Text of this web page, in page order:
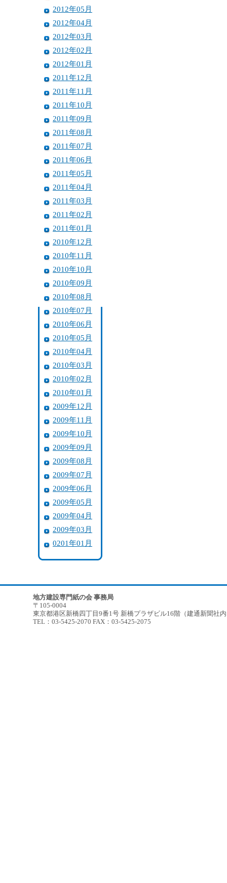
2012年05月
2012年04月
2012年03月
2012年02月
2012年01月
2011年12月
2011年11月
2011年10月
2011年09月
2011年08月
2011年07月
2011年06月
2011年05月
2011年04月
2011年03月
2011年02月
2011年01月
2010年12月
2010年11月
2010年10月
2010年09月
2010年08月
2010年07月
2010年06月
2010年05月
2010年04月
2010年03月
2010年02月
2010年01月
2009年12月
2009年11月
2009年10月
2009年09月
2009年08月
2009年07月
2009年06月
2009年05月
2009年04月
2009年03月
0201年01月
地方建設専門紙の会 事務局
〒105-0004
東京都港区新橋四丁目9番1号 新橋プラザビル16階（建通新聞社
TEL：03-5425-2070 FAX：03-5425-2075